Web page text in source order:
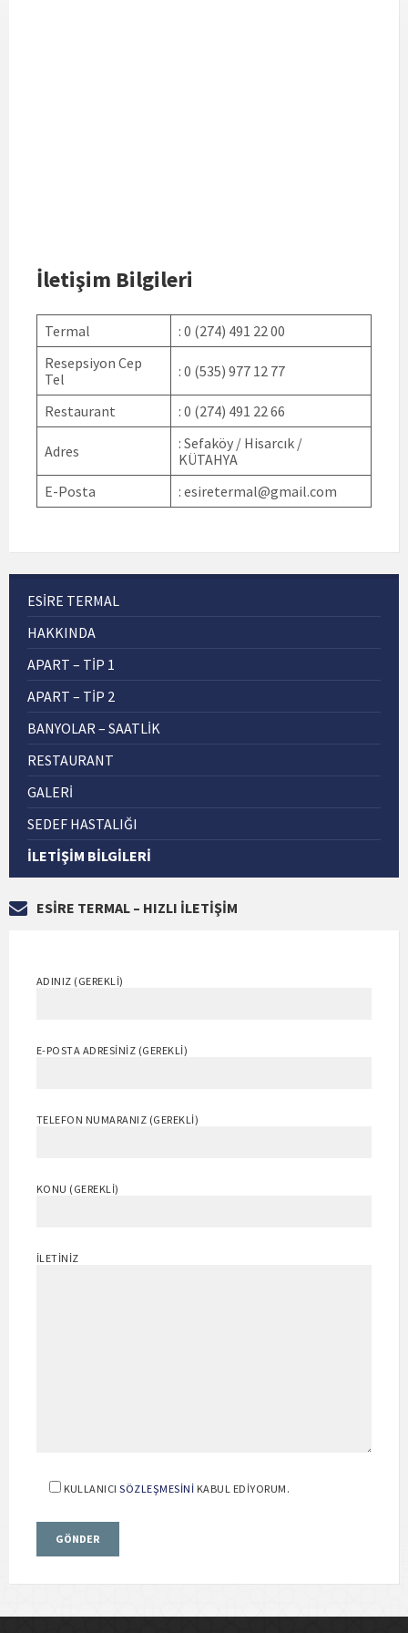
İletişim Bilgileri
Termal
: 0 (274) 491 22 00
Resepsiyon Cep
Tel
: 0 (535) 977 12 77
Restaurant : 0 (274) 491 22 66
Adres
: Sefaköy / Hisarcık /
KÜTAHYA
E-Posta
: esiretermal@gmail.com
ESIRE TERMAL
HAKKINDA
APART – TİP 1
APART – TİP 2
BANYOLAR – SAATLIK
RESTAURANT
GALERI
SEDEF HASTALIĞI
İLETIŞIM BILGILERI
ESİRE TERMAL – HIZLI İLETİŞİM
ADINIZ (GEREKLI)
E-POSTA ADRESINIZ (GEREKLI)
TELEFON NUMARANIZ (GEREKLI)
KONU (GEREKLI)
İLETINIZ
KULLANICISÖZLEŞMESINI KABUL EDIYORUM.